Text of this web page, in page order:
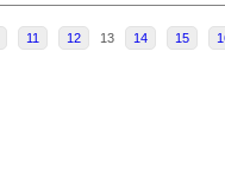
11 12 13 14 15